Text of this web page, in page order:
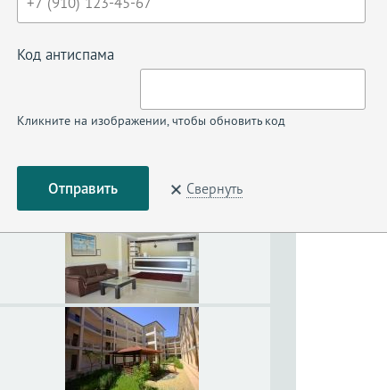
Код антиспама
Кликните на изображении, чтобы обновить код
Свернуть